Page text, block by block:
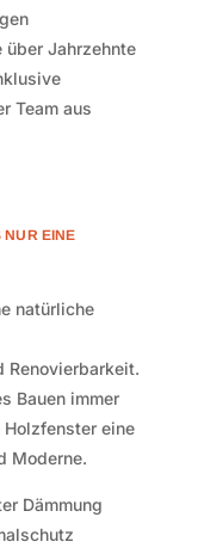
Jahrzehnte
Team aus
NUR EINE
natürliche
Bauen immer
eine
Moderne.
Dämmung